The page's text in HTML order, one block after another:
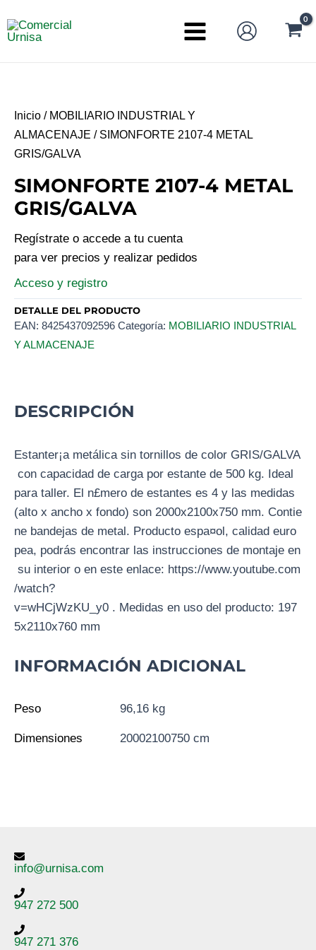
al
Main
Inicio / MOBILIARIO INDUSTRIAL Y
ALMACENAJE / SIMONFORTE 2107-4 METAL
GRIS/GALVA
SIMONFORTE 2107-4 METAL
GRIS/GALVA
Regístrate o accede a tu cuenta
para ver precios y realizar pedidos
Acceso y registro
DETALLE DEL PRODUCTO
EAN: 8425437092596 Categoría: MOBILIARIO INDUSTRIAL
Y ALMACENAJE
DESCRIPCIÓN
Estanter¡a metálica sin tornillos de color GRIS/GALVA
con capacidad de carga por estante de 500 kg. Ideal
para taller. El n£mero de estantes es 4 y las medidas
(alto x ancho x fondo) son 2000x2100x750 mm. Contie
ne bandejas de metal. Producto espa¤ol, calidad euro
pea, podrás encontrar las instrucciones de montaje en
su interior o en este enlace: https://www.youtube.com
/watch?
v=wHCjWzKU_y0 . Medidas en uso del producto: 197
5x2110x760 mm
INFORMACIÓN ADICIONAL
Peso 96,16 kg
Dimensiones 20002100750 cm
info@urnisa.com
947 272 500
947 271 376